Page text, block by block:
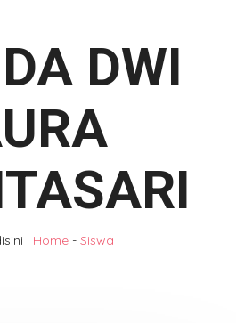
DWI
: Home - Siswa